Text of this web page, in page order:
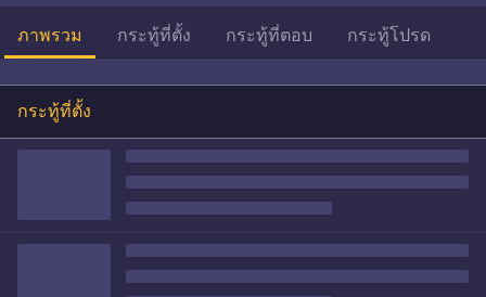
ภาพรวม กระทู้ที่ตั้ง กระทู้ที่ตอบ กระทู้โปรด
กระทู้ที่ตั้ง